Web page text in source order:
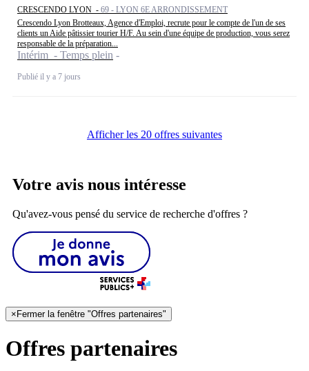
CRESCENDO LYON - 69 - LYON 6E ARRONDISSEMENT
Crescendo Lyon Brotteaux, Agence d'Emploi, recrute pour le compte de l'un de ses
clients un Aide pâtissier tourier H/F. Au sein d'une équipe de production, vous serez
responsable de la préparation...
Intérim - Temps plein
Publié il y a 7 jours
Afficher les 20 offres suivantes
Votre avis nous intéresse
Qu'avez-vous pensé du service de recherche d'offres ?
×Fermer la fenêtre "Offres partenaires"
Offres partenaires